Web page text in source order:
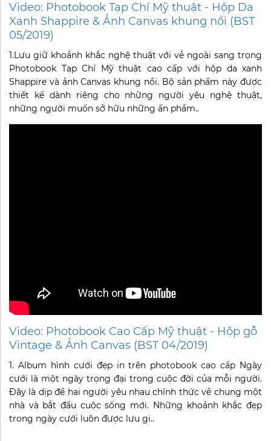
Video: Photobook Tạp Chí Mỹ thuật - Hộp Da
Xanh Shappire & Ảnh Canvas khung nổi (BST
05/2019)
1.Lưu giữ khoảnh khắc nghệ thuật với vẻ ngoài sang trọng
Photobook Tạp Chí Mỹ thuật cao cấp với hộp da xanh
Shappire và ảnh Canvas khung nổi. Bộ sản phẩm này được
thiết kế dành riêng cho những người yêu nghệ thuật,
những người muốn sở hữu những ấn phẩm..
Video: Photobook Cao Cấp Mỹ thuật - Hộp gỗ
Vintage & Ảnh Canvas (BST 04/2019)
1. Album hình cưới đẹp in trên photobook cao cấp Ngày
cưới là một ngày trọng đại trong cuộc đời của mỗi người.
Đây là dịp để hai người yêu nhau chính thức về chung một
nhà và bắt đầu cuộc sống mới. Những khoảnh khắc đẹp
trong ngày cưới luôn được lưu gi..